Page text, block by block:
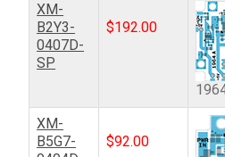
XM-
B2Y3-
0407D-
SP
$192.00
XM-
B5G7-
$92.00